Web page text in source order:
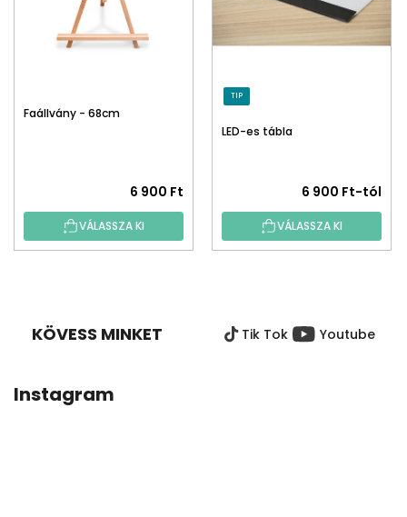
Faállvány - 68cm
6 900 Ft
VÁLASSZA KI
TIP
LED-es tábla
6 900 Ft-tól
VÁLASSZA KI
KÖVESS MINKET Tik Tok Youtube
Instagram